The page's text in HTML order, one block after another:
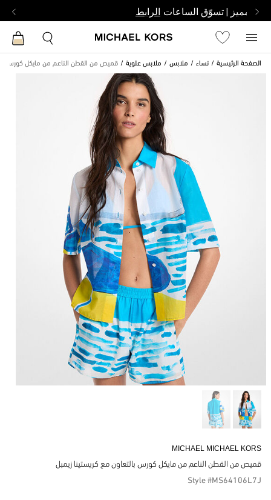
مميز | تسوّق الساعات الرابط
الصفحة الرئيسية نساء ملابس ملابس علوية قميص من القطن الناعم من مايكل كورس
MICHAEL MICHAEL KORS
قميص من القطن الناعم من مايكل كورس بالتعاون مع كريستينا زيمبل
Style #MS64106L7J